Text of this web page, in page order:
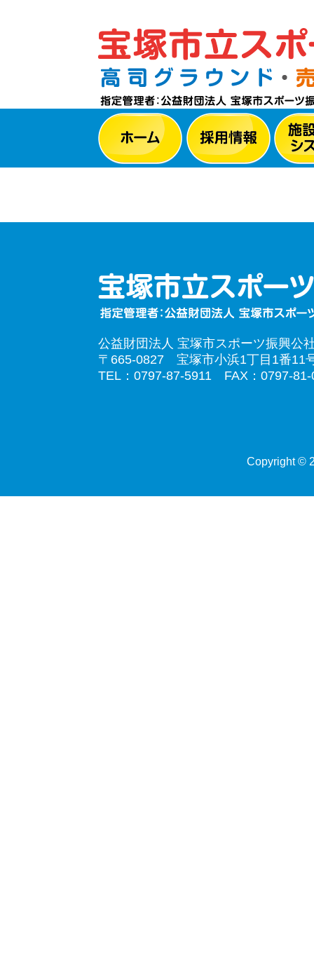
公益財団法人 宝塚市スポーツ振興公
〒665-0827 宝塚市小浜1丁目1番11
TEL：0797-87-5911 FAX：0797-81-
Copyright ©